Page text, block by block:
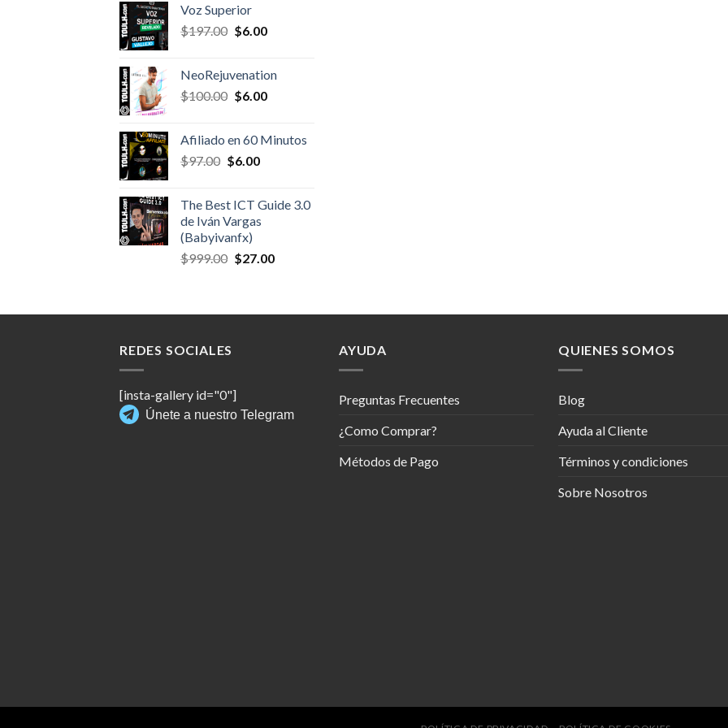
$140.00.
Voz Superior
$197.00 Original
$197.00.
$6.00Current
$6.00.
NeoRejuvenation
$100.00 Original
$100.00.
$6.00Current
$6.00.
Afiliado en 60 Minutos
$97.00 Original
$97.00.
$6.00Current
$6.00.
The Best ICT Guide 3.0
de Iván Vargas
(Babyivanfx)
$999.00 Original
$27.00Current
REDES SOCIALES
[insta-gallery id="0"]
Únete a nuestro Telegram
AYUDA
Preguntas Frecuentes
¿Como Comprar?
Métodos de Pago
QUIENES SOMOS
Blog
Ayuda al Cliente
Términos y condiciones
Sobre Nosotros